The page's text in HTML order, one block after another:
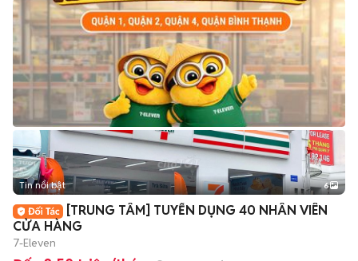
+2
Tin nổi bật 6
[TRUNG TÂM] TUYỂN DỤNG 40 NHÂN VIÊN
CỬA HÀNG
7-Eleven